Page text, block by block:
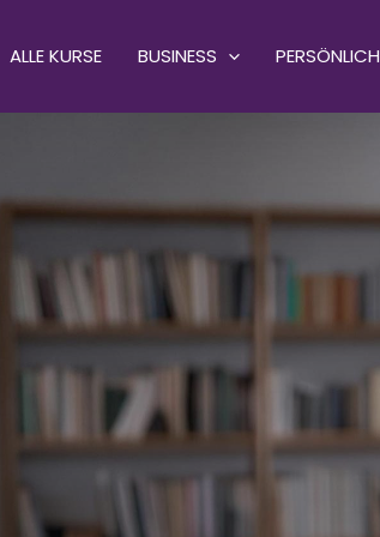
ALLE KURSE BUSINESS PERSÖNLICH